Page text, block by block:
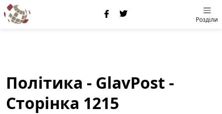
Розділи
Політика - GlavPost -
Сторінка 1215